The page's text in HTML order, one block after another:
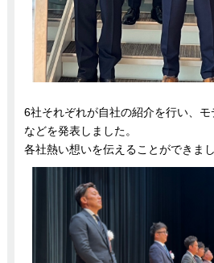
6社それぞれが自社の紹介を行い、
などを発表しました。
各社熱い想いを伝えることができまし